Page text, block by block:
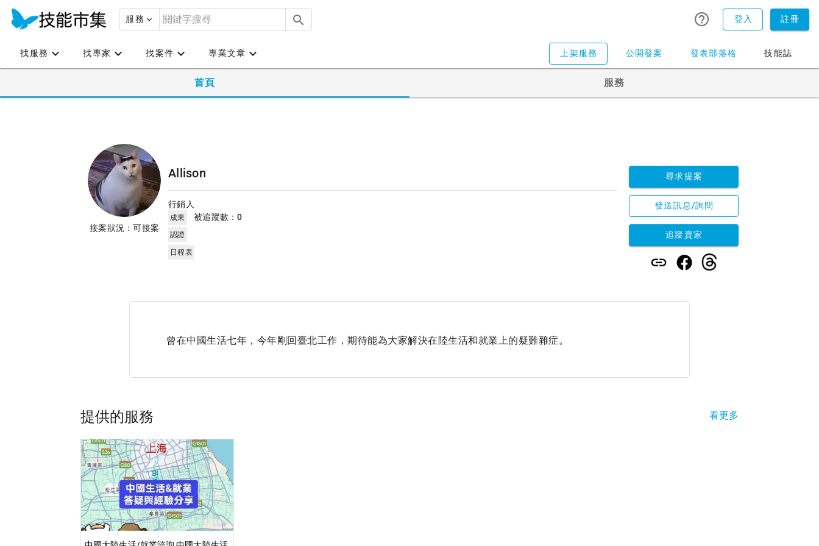
服務 登入 註冊
找服務 找專家 找案件 專業文章 上架服務 公開發案 發表部落格 技能誌
首頁 服務
接案狀況：可接案
Allison
行銷人
成果 被追蹤數：0
認證
日程表
尋求提案
發送訊息/詢問
追蹤賣家
曾在中國生活七年，今年剛回臺北工作，期待能為大家解決在陸生活和就業上的疑難雜症。
提供的服務 看更多